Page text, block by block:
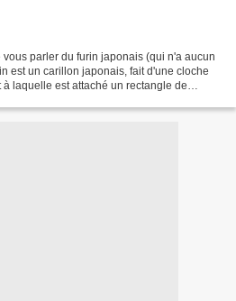
parler du furin japonais (qui n'a aucun
est un carillon japonais, fait d'une cloche
laquelle est attaché un rectangle de